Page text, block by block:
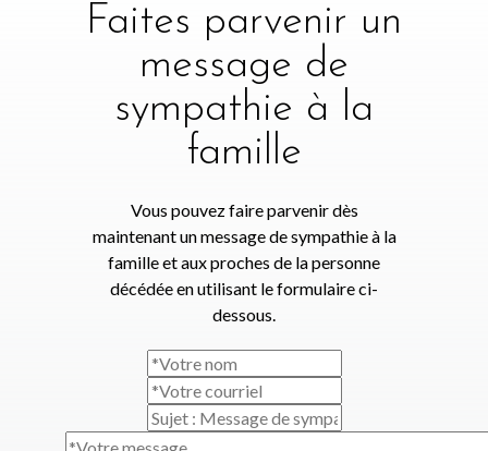
Faites parvenir un
message de
sympathie à la
famille
Vous pouvez faire parvenir dès
maintenant un message de sympathie à la
famille et aux proches de la personne
décédée en utilisant le formulaire ci-
dessous.